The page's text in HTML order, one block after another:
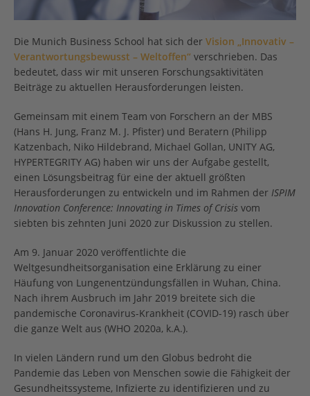
Die Munich Business School hat sich der Vision „Innovativ –
Verantwortungsbewusst – Weltoffen“ verschrieben. Das
bedeutet, dass wir mit unseren Forschungsaktivitäten
Beiträge zu aktuellen Herausforderungen leisten.
Gemeinsam mit einem Team von Forschern an der MBS
(Hans H. Jung, Franz M. J. Pfister) und Beratern (Philipp
Katzenbach, Niko Hildebrand, Michael Gollan, UNITY AG,
HYPERTEGRITY AG) haben wir uns der Aufgabe gestellt,
einen Lösungsbeitrag für eine der aktuell größten
Herausforderungen zu entwickeln und im Rahmen der ISPIM
Innovation Conference: Innovating in Times of Crisis vom
siebten bis zehnten Juni 2020 zur Diskussion zu stellen.
Am 9. Januar 2020 veröffentlichte die
Weltgesundheitsorganisation eine Erklärung zu einer
Häufung von Lungenentzündungsfällen in Wuhan, China.
Nach ihrem Ausbruch im Jahr 2019 breitete sich die
pandemische Coronavirus-Krankheit (COVID-19) rasch über
die ganze Welt aus (WHO 2020a, k.A.).
In vielen Ländern rund um den Globus bedroht die
Pandemie das Leben von Menschen sowie die Fähigkeit der
Gesundheitssysteme, Infizierte zu identifizieren und zu